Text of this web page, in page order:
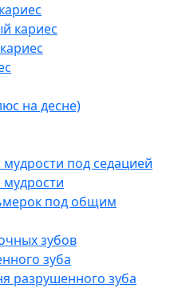
кариес
на десне)
мудрости под седацией
мудрости
под общим
зубов
зуба
разрушенного зуба